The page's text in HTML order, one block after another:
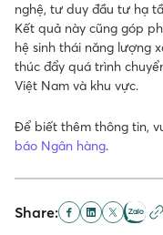
nghệ, tư duy đầu tư hạ
Kết quả này cũng góp
hệ sinh thái năng lượng
thúc đẩy quá trình
Việt Nam và khu vực.
Để biết thêm thông tin,
báo Ngân hàng.
Share: